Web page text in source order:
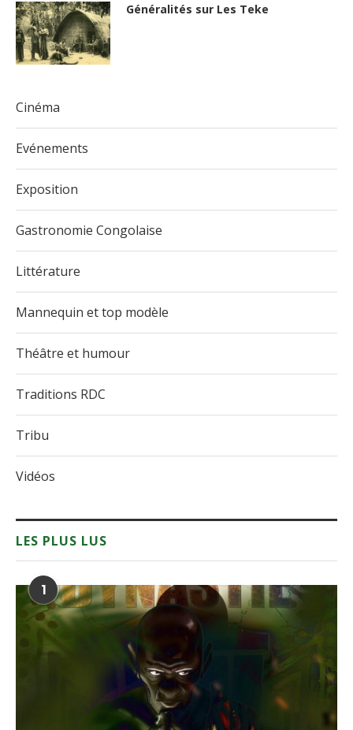
Généralités sur Les Teke
Cinéma
Evénements
Exposition
Gastronomie Congolaise
Littérature
Mannequin et top modèle
Théâtre et humour
Traditions RDC
Tribu
Vidéos
LES PLUS LUS
1